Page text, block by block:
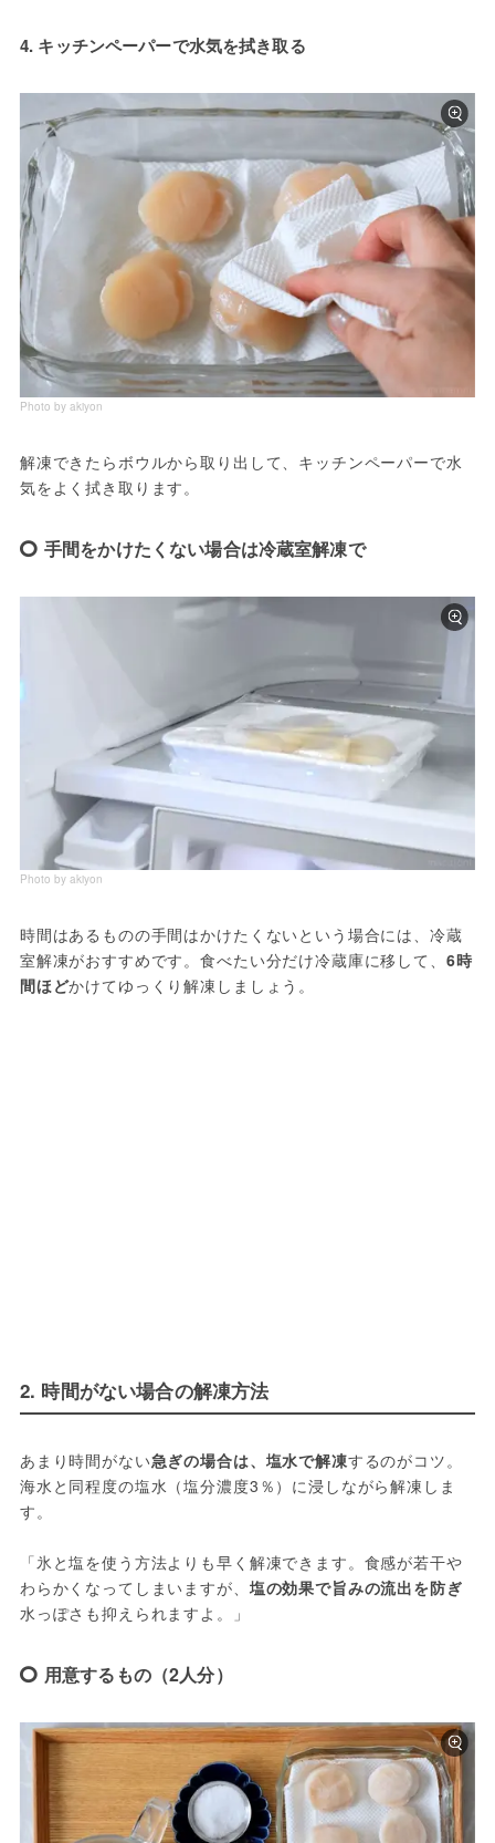
4. キッチンペーパーで水気を拭き取る
Photo by akiyon
解凍できたらボウルから取り出して、キッチンペーパーで水
気をよく拭き取ります。
手間をかけたくない場合は冷蔵室解凍で
Photo by akiyon
時間はあるものの手間はかけたくないという場合には、冷蔵
室解凍がおすすめです。食べたい分だけ冷蔵庫に移して、 6時
間ほどかけてゆっくり解凍しましょう。
2. 時間がない場合の解凍方法
あまり時間がない急ぎの場合は、塩水で解凍するのがコツ。
海水と同程度の塩水（塩分濃度3％）に浸しながら解凍しま
す。
「氷と塩を使う方法よりも早く解凍できます。食感が若干や
わらかくなってしまいますが、 塩の効果で旨みの流出を防ぎ
水っぽさも抑えられますよ。」
用意するもの（2人分）